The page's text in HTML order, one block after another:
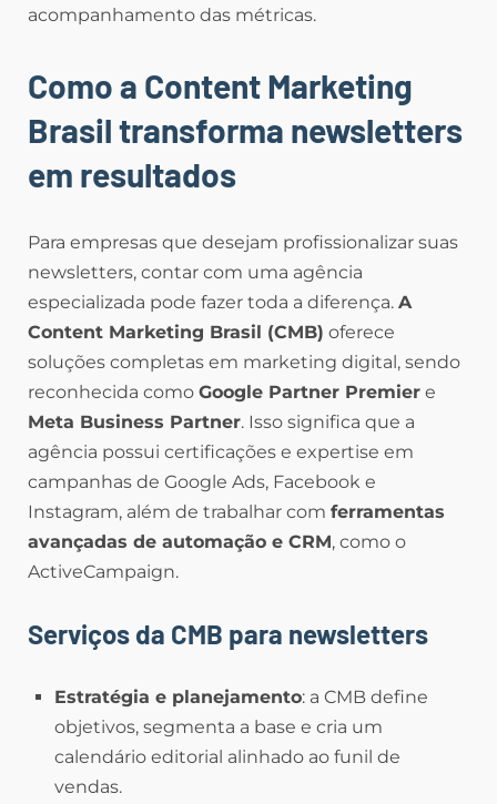
acompanhamento das métricas.
Como a Content Marketing
Brasil transforma newsletters
em resultados
Para empresas que desejam profissionalizar suas
newsletters, contar com uma agência
especializada pode fazer toda a diferença. A
Content Marketing Brasil (CMB) oferece
soluções completas em marketing digital, sendo
reconhecida como Google Partner Premier e
Meta Business Partner. Isso significa que a
agência possui certificações e expertise em
campanhas de Google Ads, Facebook e
Instagram, além de trabalhar com ferramentas
avançadas de automação e CRM, como o
ActiveCampaign.
Serviços da CMB para newsletters
Estratégia e planejamento: a CMB define
objetivos, segmenta a base e cria um
calendário editorial alinhado ao funil de
vendas.